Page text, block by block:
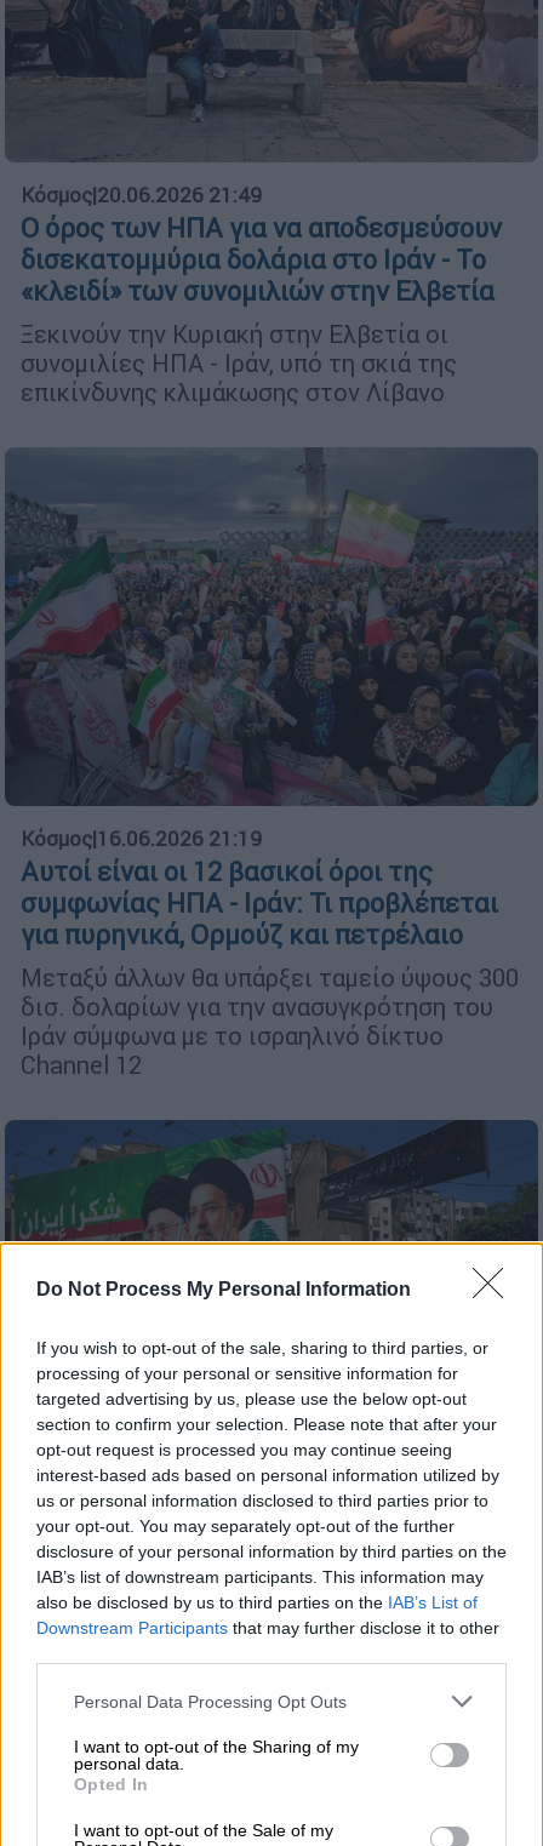
Do Not Process My Personal Information
If you wish to opt-out of the sale, sharing to third parties, or
processing of your personal or sensitive information for
targeted advertising by us, please use the below opt-out
section to confirm your selection. Please note that after your
opt-out request is processed you may continue seeing
interest-based ads based on personal information utilized by
us or personal information disclosed to third parties prior to
your opt-out. You may separately opt-out of the further
disclosure of your personal information by third parties on the
IAB’s list of downstream participants. This information may
also be disclosed by us to third parties on the IAB’s List of
Downstream Participants that may further disclose it to other
Please note that this website/app uses one or more Google
not limited to your visit or usage behaviour. You may click to
grant or deny consent to Google and its third-party tags to
use your data for below specified purposes in below Google
consent section.
Personal Data Processing Opt Outs
I want to opt-out of the Sharing of my
personal data.
Opted In
I want to opt-out of the Sale of my
Κόσμος|20.06.2026 21:49
Ο όρος των ΗΠΑ για να αποδεσμεύσουν
δισεκατομμύρια δολάρια στο Ιράν - Το
«κλειδί» των συνομιλιών στην Ελβετία
Ξεκινούν την Κυριακή στην Ελβετία οι
συνομιλίες ΗΠΑ - Ιράν, υπό τη σκιά της
επικίνδυνης κλιμάκωσης στον Λίβανο
Κόσμος|16.06.2026 21:19
Αυτοί είναι οι 12 βασικοί όροι της
συμφωνίας ΗΠΑ - Ιράν: Τι προβλέπεται
για πυρηνικά, Ορμούζ και πετρέλαιο
Μεταξύ άλλων θα υπάρξει ταμείο ύψους 300
δισ. δολαρίων για την ανασυγκρότηση του
Ιράν σύμφωνα με το ισραηλινό δίκτυο
Channel 12
Κόσμος|15.06.2026 14:24
«Οι ΗΠΑ συμφώνησαν για διόδια στα
Στενά του Ορμούζ» -Ερωτήματα, κρυφά
σημεία και προκλήσεις πριν τις
υπογραφές
τους τελικούς όρους της συμφωνίας και
πώς μπορεί να δυσκολέψουν στο τέλος τα
πράγματα